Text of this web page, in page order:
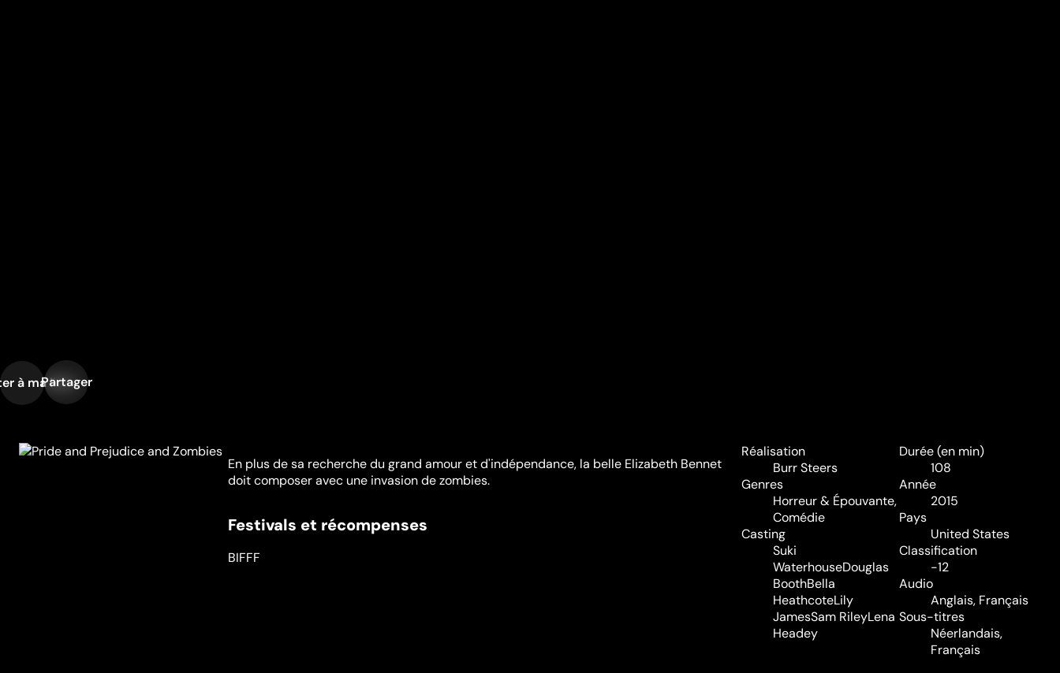
à ma liste
Partager
En plus de sa recherche du grand amour et d'indépendance, la belle Elizabeth Bennet
doit composer avec une invasion de zombies.
Festivals et récompenses
BIFFF
Réalisation
Burr Steers
Genres
Horreur & Épouvante,
Comédie
Casting
Suki
WaterhouseDouglas
BoothBella
HeathcoteLily
JamesSam RileyLena
Headey
Durée (en min)
108
Année
2015
Pays
United States
Classification
-12
Audio
Anglais, Français
Sous-titres
Néerlandais,
Français